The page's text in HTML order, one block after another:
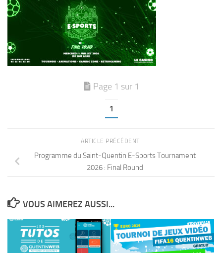
Page 1 sur 1
1
ARTICLE PRÉCÉDENT
Programme du Saint-Quentin E-Sports Tournament
2026 : Final Round
VOUS AIMEREZ AUSSI...